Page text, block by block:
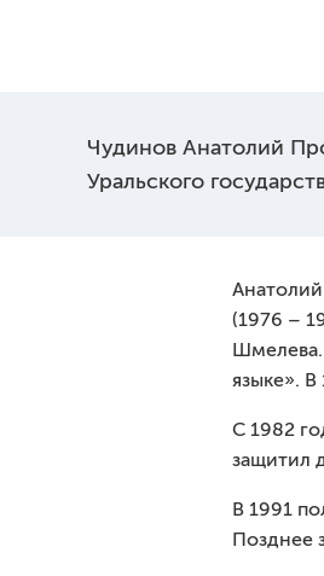
Чудинов Анатолий
Уральского
(1976 –
Шмелева.
языке».
С 1982
защитил
В 1991
Позднее